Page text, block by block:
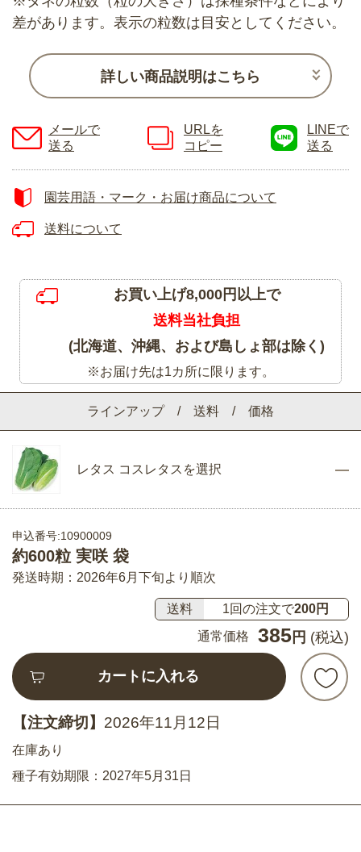
ラインアップ / 送料 / 価格
レタス コスレタスを選択
申込番号:10900009
約600粒 実咲 袋
発送時期：2026年6月下旬より順次
送料 1回の注文で200円
通常価格
385 円 (税込)
カートに入れる
【注文締切】 2026年11月12日
在庫あり
種子有効期限：2027年5月31日
差があります。表示の粒数は目安としてください。
詳しい商品説明はこちら
メールで
送る
URLを
コピー
LINEで
送る
園芸用語・マーク・お届け商品について
送料について
お買い上げ8,000円以上で
送料当社負担
(北海道、沖縄、および島しょ部は除く)
※お届け先は1カ所に限ります。